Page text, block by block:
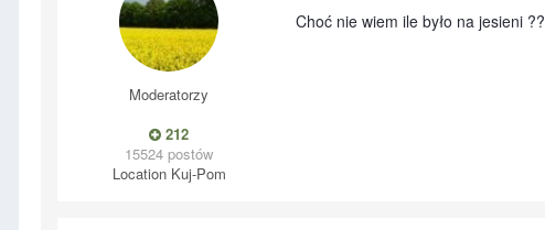
Moderatorzy
212
15524 postów
LocationKuj-Pom
Choć nie wiem ile było na jesieni ??